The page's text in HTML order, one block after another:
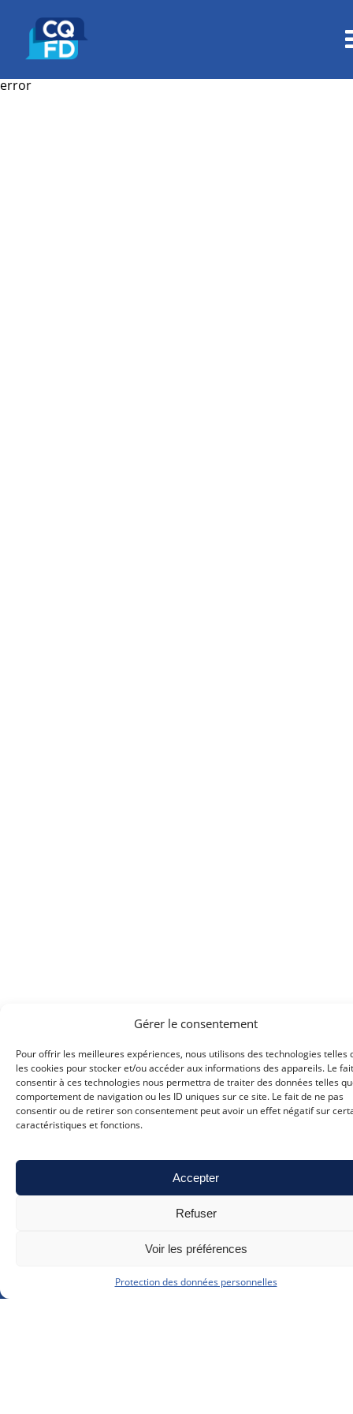
Gérer le consentement
Pour offrir les meilleures expériences, nous utilisons des technologies telles
les cookies pour stocker et/ou accéder aux informations des appareils. Le
consentir à ces technologies nous permettra de traiter des données telles
comportement de navigation ou les ID uniques sur ce site. Le fait de ne pas
consentir ou de retirer son consentement peut avoir un effet négatif sur
caractéristiques et fonctions.
Accepter
Refuser
Voir les préférences
Protection des données personnelles
error
info@cqfd-bw.be